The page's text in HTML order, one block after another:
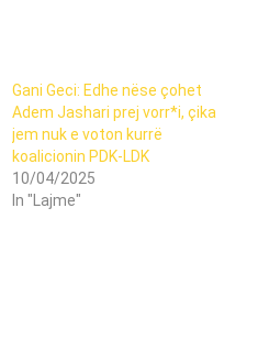
Gani Geci: Edhe nëse çohet
Adem Jashari prej vorr*i, çika
jem nuk e voton kurrë
koalicionin PDK-LDK
10/04/2025
In "Lajme"